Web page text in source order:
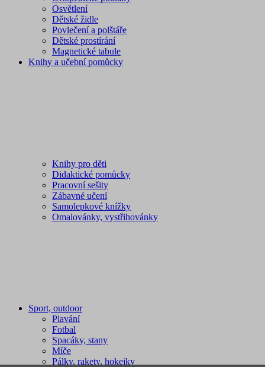
Osvětlení
Dětské židle
Povlečení a polštáře
Dětské prostírání
Magnetické tabule
Knihy a učební pomůcky
Knihy pro děti
Didaktické pomůcky
Pracovní sešity
Zábavné učení
Samolepkové knížky
Omalovánky, vystřihovánky
Sport, outdoor
Plavání
Fotbal
Spacáky, stany
Míče
Pálky, rakety, hokejky